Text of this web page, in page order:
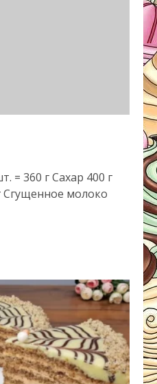
= 360 г Сахар 400 г
Сгущенное молоко